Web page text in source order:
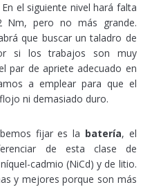
el siguiente nivel hará falta
Nm, pero no más grande.
que buscar un taladro de
si los trabajos son muy
par de apriete adecuado en
a emplear para que el
ni demasiado duro.
fijar es la batería, el
de esta clase de
cadmio (NiCd) y de litio.
y mejores porque son más